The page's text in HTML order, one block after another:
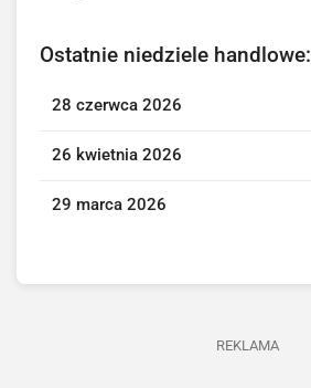
Ostatnie niedziele handlowe:
28 czerwca 2026
26 kwietnia 2026
29 marca 2026
REKLAMA